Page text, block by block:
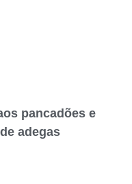
pancadões e
adegas